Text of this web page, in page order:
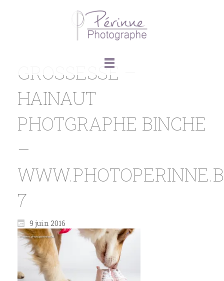
GROSSESSE –
HAINAUT
PHOTGRAPHE BINCHE
–
7
9 juin 2016